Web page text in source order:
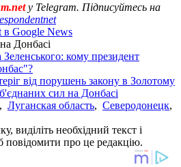
у Telegram. Підписуйтесь на
в Google News
Донбасі
Зеленського: кому президент
від порушень закону в Золотому
сил на Донбасі
, Луганская область, Северодонецк,
виділіть необхідний текст і
повідомити про це редакцію.